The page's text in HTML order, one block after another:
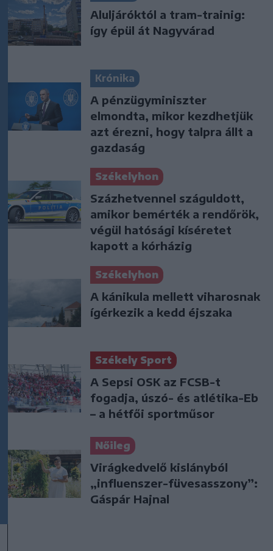
Aluljáróktól a tram-trainig:
így épül át Nagyvárad
Krónika
A pénzügyminiszter
elmondta, mikor kezdhetjük
azt érezni, hogy talpra állt a
gazdaság
Székelyhon
Százhetvennel száguldott,
amikor bemérték a rendőrök,
végül hatósági kíséretet
kapott a kórházig
Székelyhon
A kánikula mellett viharosnak
ígérkezik a kedd éjszaka
Székely Sport
A Sepsi OSK az FCSB-t
fogadja, úszó- és atlétika-Eb
– a hétfői sportműsor
Nőileg
Virágkedvelő kislányból
„influenszer-füvesasszony”:
Gáspár Hajnal